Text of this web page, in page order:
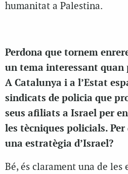
humanitat a Palestina.
Perdona que tornem
un tema interessant quan
A Catalunya i a l’Estat
sindicats de policia que
seus afiliats a Israel per
les tècniques policials. Per
una estratègia d’Israel?
Bé, és clarament una de les